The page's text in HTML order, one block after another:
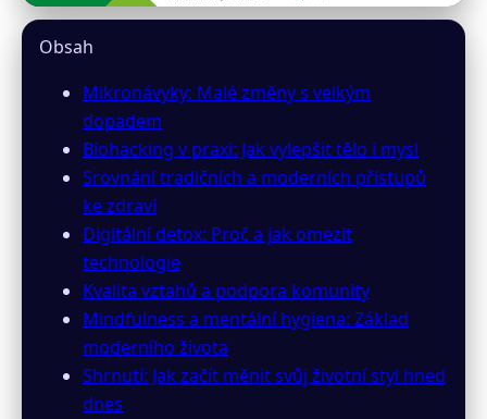
Změňte životní styl hrou:
každého
31. 3. 2026· 10 min čtení · Autor: Markéta Urbanová
Obsah
Mikronávyky: Malé změny s velkým
dopadem
Biohacking v praxi: Jak vylepšit tělo i mysl
Srovnání tradičních a moderních přístupů
ke zdraví
Digitální detox: Proč a jak omezit
technologie
Kvalita vztahů a podpora komunity
Mindfulness a mentální hygiena: Základ
moderního života
Shrnutí: Jak začít měnit svůj životní styl hned
dnes